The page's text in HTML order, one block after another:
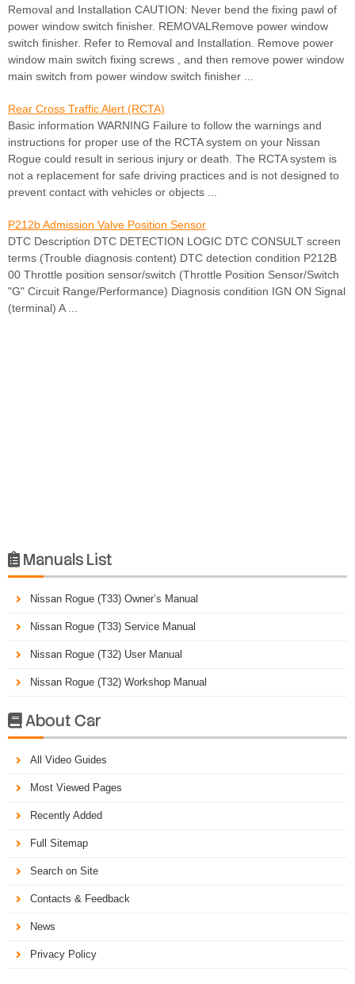
Removal and Installation CAUTION: Never bend the fixing pawl of
power window switch finisher. REMOVALRemove power window
switch finisher. Refer to Removal and Installation. Remove power
window main switch fixing screws , and then remove power window
main switch from power window switch finisher ...
Rear Cross Traffic Alert (RCTA)
Basic information WARNING Failure to follow the warnings and
instructions for proper use of the RCTA system on your Nissan
Rogue could result in serious injury or death. The RCTA system is
not a replacement for safe driving practices and is not designed to
prevent contact with vehicles or objects ...
P212b Admission Valve Position Sensor
DTC Description DTC DETECTION LOGIC DTC CONSULT screen
terms (Trouble diagnosis content) DTC detection condition P212B
00 Throttle position sensor/switch (Throttle Position Sensor/Switch
"G" Circuit Range/Performance) Diagnosis condition IGN ON Signal
(terminal) A ...
 Manuals List
Nissan Rogue (T33) Owner’s Manual
Nissan Rogue (T33) Service Manual
Nissan Rogue (T32) User Manual
Nissan Rogue (T32) Workshop Manual
About Car
All Video Guides
Most Viewed Pages
Recently Added
Full Sitemap
Search on Site
Contacts & Feedback
News
Privacy Policy